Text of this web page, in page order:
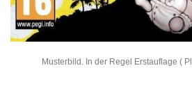
Musterbild. In der Regel Erstauflage (